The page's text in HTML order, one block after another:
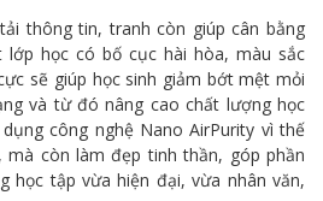
thông tin, tranh còn giúp cân bằng
lớp học có bố cục hài hòa, màu sắc
sẽ giúp học sinh giảm bớt mệt mỏi
và từ đó nâng cao chất lượng học
công nghệ Nano AirPurity vì thế
còn làm đẹp tinh thần, góp phần
học tập vừa hiện đại, vừa nhân văn,